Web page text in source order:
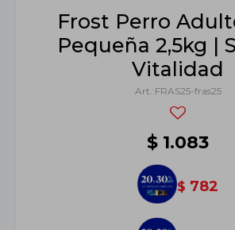
Frost Perro
Pequeña 2,5kg |
Vitalidad
FRAS25-fras25
$ 1.083
$ 782